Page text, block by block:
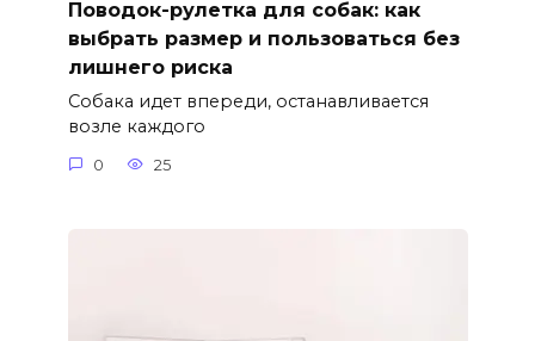
Поводок-рулетка для собак: как
выбрать размер и пользоваться без
лишнего риска
Собака идет впереди, останавливается
возле каждого
0 25